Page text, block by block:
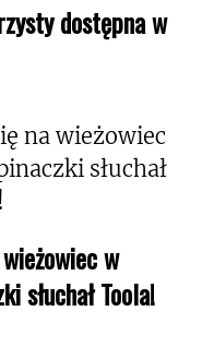
dostępna w
w
słuchał Toola!